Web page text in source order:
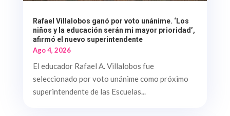
Rafael Villalobos ganó por voto unánime. ‘Los
niños y la educación serán mi mayor prioridad’,
afirmó el nuevo superintendente
Ago 4, 2026
El educador Rafael A. Villalobos fue
seleccionado por voto unánime como próximo
superintendente de las Escuelas...